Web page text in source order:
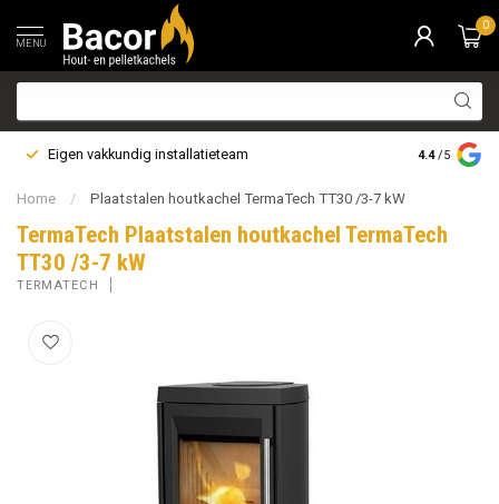
MENU
0
Eigen vakkundig installatieteam Bezorging
4.4 /5
Home / Plaatstalen houtkachel TermaTech TT30 /3-7 kW
TermaTech Plaatstalen houtkachel TermaTech
TT30 /3-7 kW
TERMATECH